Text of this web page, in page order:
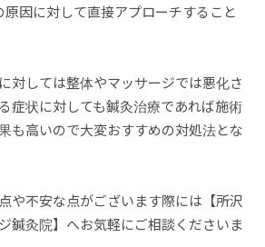
因に対して直接アプローチすること
対しては整体やマッサージでは悪化さ
症状に対しても鍼灸治療であれば施術
も高いので大変おすすめの対処法とな
や不安な点がございます際には【所沢
鍼灸院】へお気軽にご相談くださいま